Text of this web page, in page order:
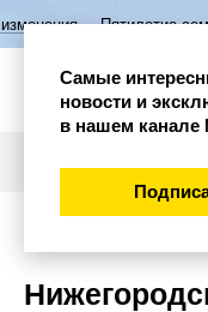
семьи в
Самые
новости и
в нашем